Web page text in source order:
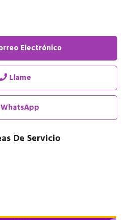
Electrónico
Llame
De Servicio